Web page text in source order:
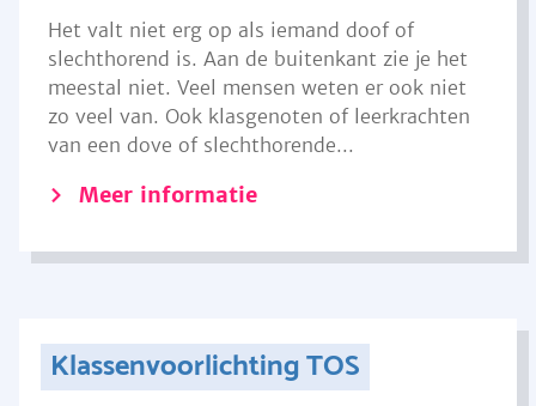
Het valt niet erg op als iemand doof of
slechthorend is. Aan de buitenkant zie je het
meestal niet. Veel mensen weten er ook niet
zo veel van. Ook klasgenoten of leerkrachten
van een dove of slechthorende...
Meer informatie
Klassenvoorlichting TOS